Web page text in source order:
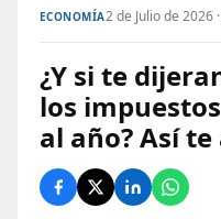
ECONOMÍA2 de Julio de 2026
¿Y si te
los
al año? Así